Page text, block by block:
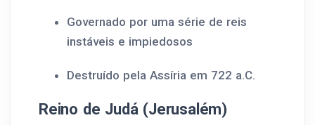
Governado por uma série de reis
instáveis e impiedosos
Destruído pela Assíria em 722 a.C.
Reino de Judá (Jerusalém)